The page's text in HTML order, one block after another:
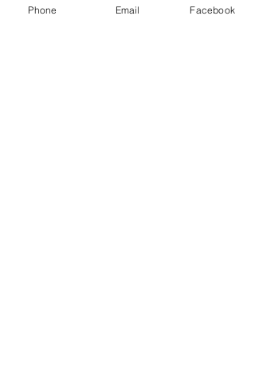
zurückzugeben, den Sie haben, und
Phone Email Facebook